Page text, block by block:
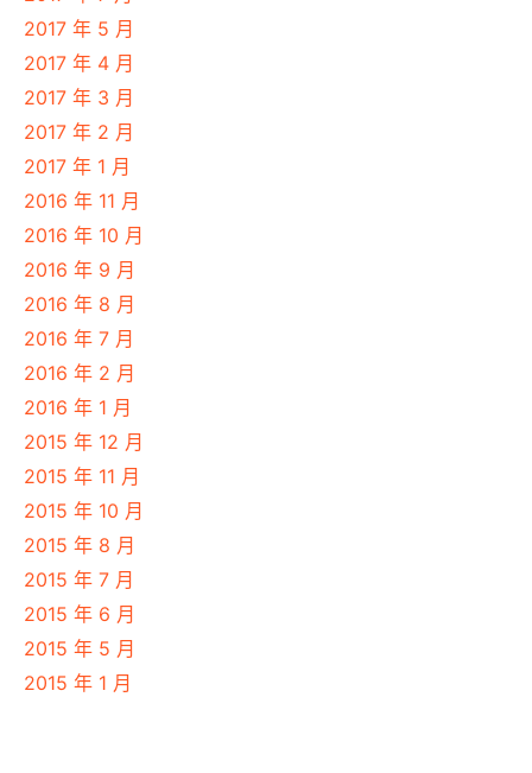
2017 年 5 月
2017 年 4 月
2017 年 3 月
2017 年 2 月
2017 年 1 月
2016 年 11 月
2016 年 10 月
2016 年 9 月
2016 年 8 月
2016 年 7 月
2016 年 2 月
2016 年 1 月
2015 年 12 月
2015 年 11 月
2015 年 10 月
2015 年 8 月
2015 年 7 月
2015 年 6 月
2015 年 5 月
2015 年 1 月